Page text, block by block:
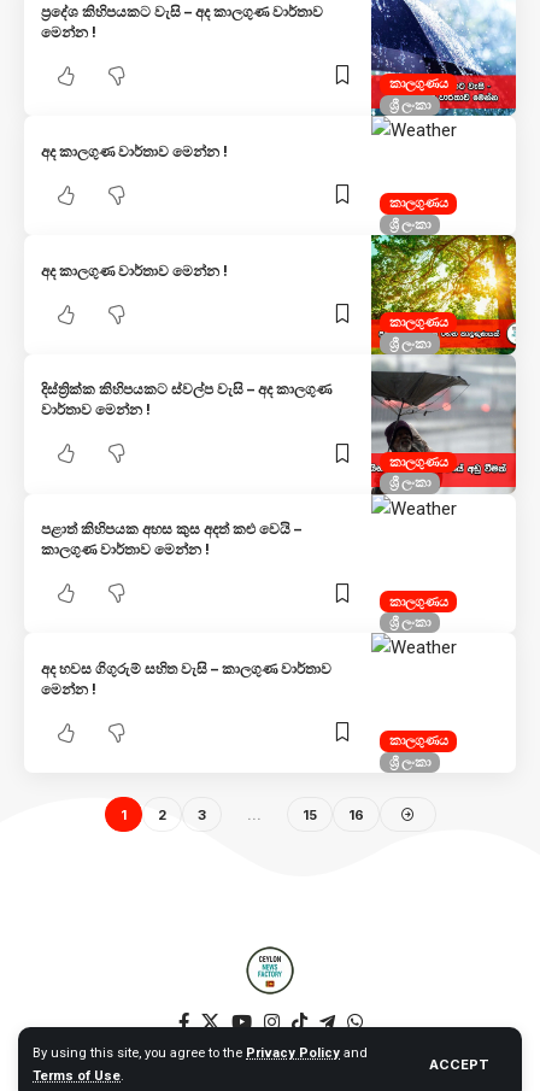
By using this site, you agree to the Privacy Policy and
Terms of Use.
ACCEPT
කාලගුණය
ශ්‍රී ලංකා
ප්‍රදේශ කිහිපයකට වැසි – අද කාලගුණ වාර්තාව
මෙන්න !
කාලගුණය
ශ්‍රී ලංකා
අද කාලගුණ වාර්තාව මෙන්න !
කාලගුණය
ශ්‍රී ලංකා
අද කාලගුණ වාර්තාව මෙන්න !
කාලගුණය
ශ්‍රී ලංකා
දිස්ත්‍රික්ක කිහිපයකට ස්වල්ප වැසි – අද කාලගුණ
වාර්තාව මෙන්න !
කාලගුණය
ශ්‍රී ලංකා
පළාත් කිහිපයක අහස කුස අදත් කළු වෙයි –
කාලගුණ වාර්තාව මෙන්න !
කාලගුණය
ශ්‍රී ලංකා
අද හවස ගිගුරුම් සහිත වැසි – කාලගුණ වාර්තාව
මෙන්න !
1 2 3 15 16
© 2025 Ceylon News Factory. All Rights Reserved. – Web by NT –